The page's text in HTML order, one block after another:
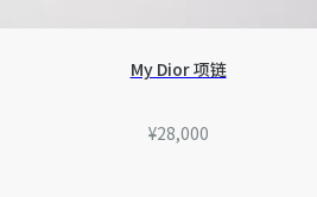
My Dior 项链
¥28,000